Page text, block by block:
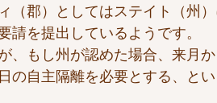
（郡）としてはステイト（州
を提出しているようです。
、もし州が認めた場合、来月
の自主隔離を必要とする、と